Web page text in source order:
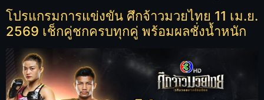
โปรแกรมการแข่งขัน ศึกจ้าวมวยไทย 11 เม.ย.
2569 เช็กคู่ชกครบทุกคู่ พร้อมผลชั่งน้ำหนัก